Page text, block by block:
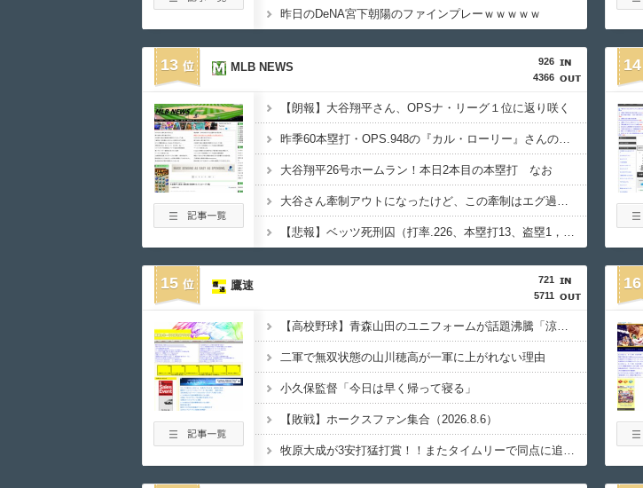
昨日のDeNA宮下朝陽のファインプレーｗｗｗｗｗ
13
926
4366
MLB NEWS
【朗報】大谷翔平さん、OPSナ・リーグ１位に返り咲く
昨季60本塁打・OPS.948の『カル・ローリー』さんの今季の成績
大谷翔平26号ホームラン！本日2本目の本塁打 なお
大谷さん牽制アウトになったけど、この牽制はエグ過ぎる
【悲報】ベッツ死刑囚（打率.226、本塁打13、盗塁1，OPS.677、出塁率.283、得点圏.195）
14
15
721
5711
鷹速
【高校野球】青森山田のユニフォームが話題沸騰「涼しそう」「熱中症対策では」「Tシャツみたい」
二軍で無双状態の山川穂高が一軍に上がれない理由
小久保監督「今日は早く帰って寝る」
【敗戦】ホークスファン集合（2026.8.6）
牧原大成が3安打猛打賞！！またタイムリーで同点に追いつく
16